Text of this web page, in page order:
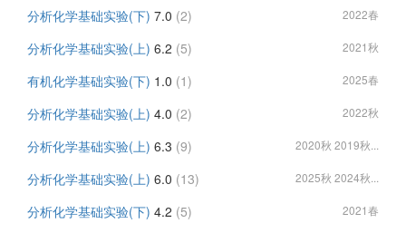
分析化学基础实验(下) 7.0 (2) 2022春
分析化学基础实验(上) 6.2 (5) 2021秋
有机化学基础实验(下) 1.0 (1) 2025春
分析化学基础实验(上) 4.0 (2) 2022秋
分析化学基础实验(上) 6.3 (9) 2020秋 2019秋...
分析化学基础实验(上) 6.0 (13) 2025秋 2024秋...
分析化学基础实验(下) 4.2 (5) 2021春